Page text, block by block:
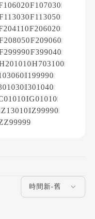
F107030
F113050
F206020
F209060
F399040
H703100
I199990
I301040
IG01010
IZ99990
評論排序